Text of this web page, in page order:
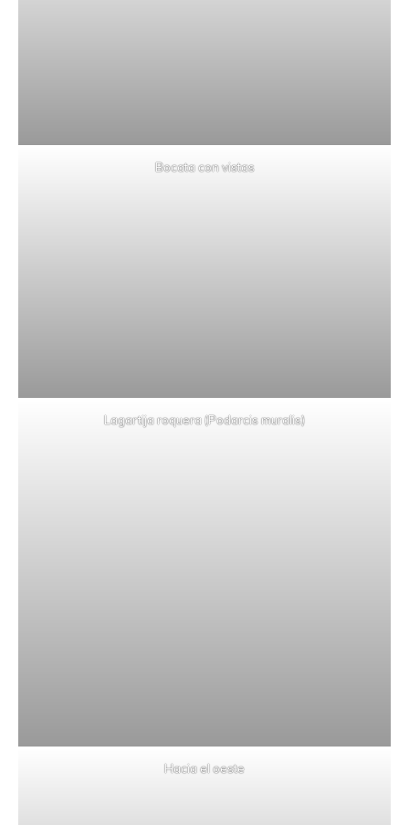
Bocata con vistas
Lagartija roquera (Podarcis muralis)
Hacia el oeste